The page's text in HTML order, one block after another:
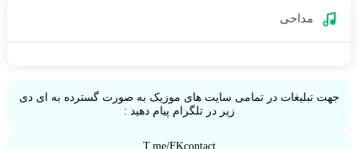
مداحی
جهت تبلیغات در تمامی سایت های موزیک به صورت گسترده به ای دی
زیر در تلگرام پیام دهید :
T.me/FKcontact